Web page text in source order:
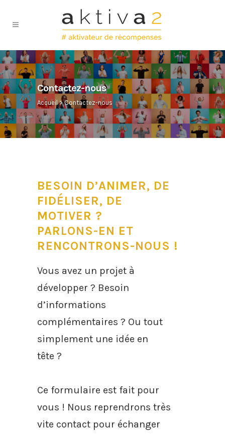
Contactez-nous
Accueil>Contactez-nous
BESOIN D’ANIMER, DE
FIDÉLISER, DE
MOTIVER ?
PARLONS-EN ET
RENCONTRONS-NOUS !
Vous avez un projet à
développer ? Besoin
d’informations
complémentaires ? Ou tout
simplement une idée en
tête ?
Ce formulaire est fait pour
vous ! Nous reprendrons très
vite contact pour échanger